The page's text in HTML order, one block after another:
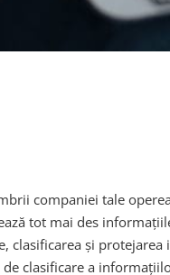
companiei tale
tot mai des
clasificarea și
clasificare a